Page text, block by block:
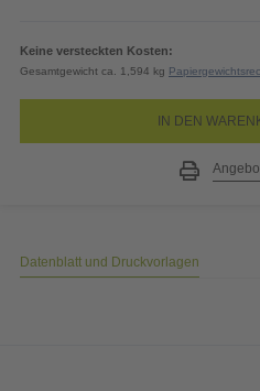
Keine versteckten Kosten:
Gesamtgewicht ca. 1,594 kg
IN DEN
Datenblatt und Druckvorlagen